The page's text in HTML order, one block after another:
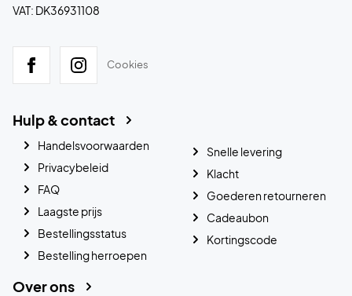
VAT: DK36931108
Cookies
Hulp & contact
Handelsvoorwaarden
Privacybeleid
FAQ
Laagste prijs
Bestellingsstatus
Bestelling herroepen
Snelle levering
Klacht
Goederen retourneren
Cadeaubon
Kortingscode
Over ons